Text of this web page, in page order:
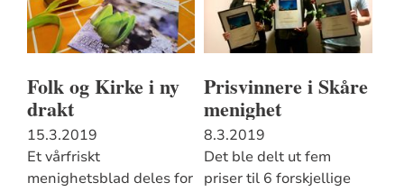
Folk og Kirke i ny
drakt
15.3.2019
Et vårfriskt
menighetsblad deles for
Prisvinnere i Skåre
menighet
8.3.2019
Det ble delt ut fem
priser til 6 forskjellige